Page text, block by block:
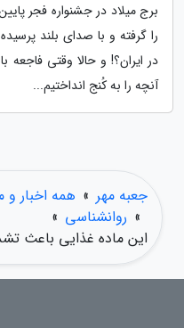
برج میلاد در جشنواره فجر
را گرفته و با صدای بلند
در ایران؟! و حالا وقتی فاجعه
آنچه را به کُنج انداختیم...
جعبه مهر » همه اخبار و
» روانشناسی »
این ماده غذایی باعث